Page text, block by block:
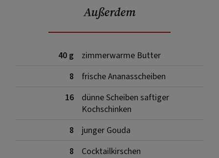
Außerdem
40 g
zimmerwarme Butter
8
frische Ananasscheiben
16
dünne Scheiben saftiger
Kochschinken
8
junger Gouda
8
Cocktailkirschen